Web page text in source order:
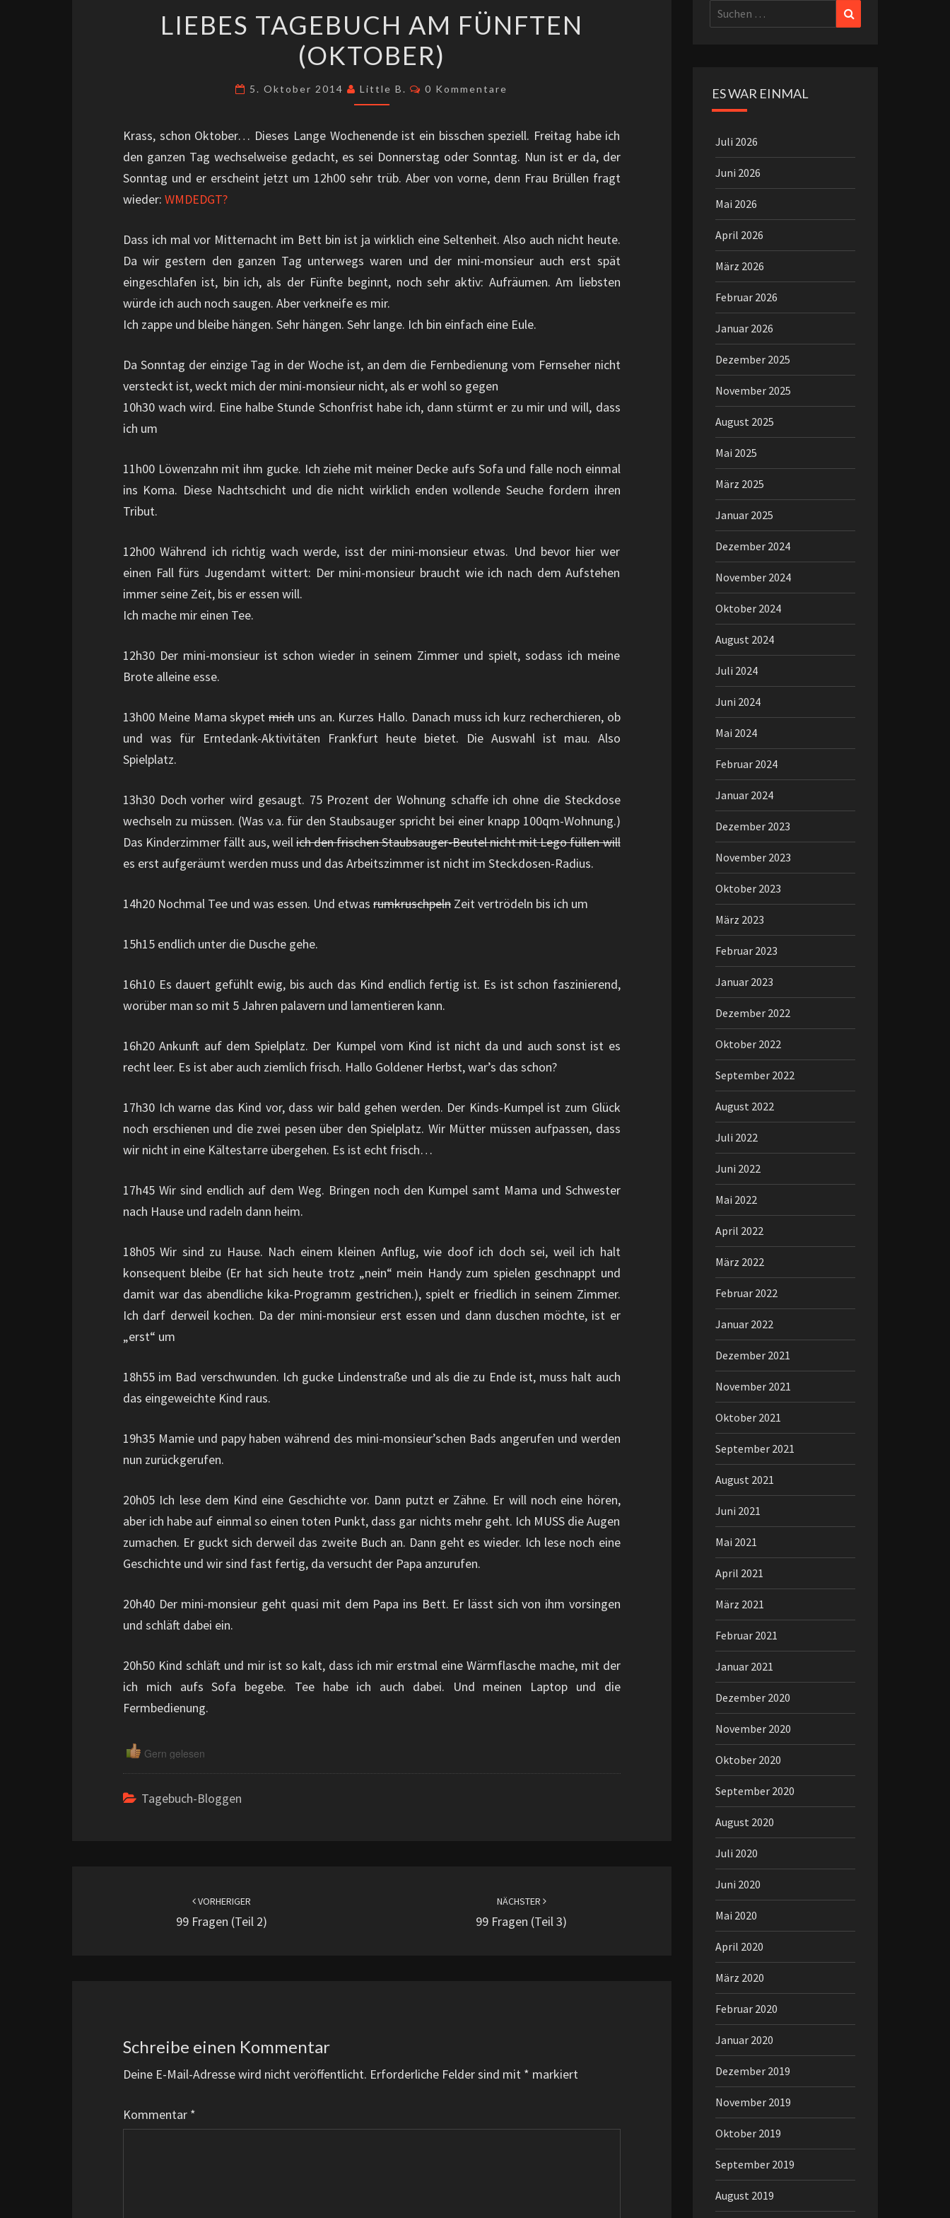
TAGEBUCH
AM
FÜNFTEN
(OKTOBER)
LIEBES TAGEBUCH AM FÜNFTEN
(OKTOBER)
5. Oktober 2014 Little B. Kommentare
0 Kommentare
Krass, schon Oktober… Dieses Lange Wochenende ist ein bisschen speziell. Freitag habe ich
den ganzen Tag wechselweise gedacht, es sei Donnerstag oder Sonntag. Nun ist er da, der
Sonntag und er erscheint jetzt um 12h00 sehr trüb. Aber von vorne, denn Frau Brüllen fragt
wieder: WMDEDGT?
Dass ich mal vor Mitternacht im Bett bin ist ja wirklich eine Seltenheit. Also auch nicht heute.
Da wir gestern den ganzen Tag unterwegs waren und der mini-monsieur auch erst spät
eingeschlafen ist, bin ich, als der Fünfte beginnt, noch sehr aktiv: Aufräumen. Am liebsten
würde ich auch noch saugen. Aber verkneife es mir.
Ich zappe und bleibe hängen. Sehr hängen. Sehr lange. Ich bin einfach eine Eule.
Da Sonntag der einzige Tag in der Woche ist, an dem die Fernbedienung vom Fernseher nicht
versteckt ist, weckt mich der mini-monsieur nicht, als er wohl so gegen
10h30 wach wird. Eine halbe Stunde Schonfrist habe ich, dann stürmt er zu mir und will, dass
ich um
11h00 Löwenzahn mit ihm gucke. Ich ziehe mit meiner Decke aufs Sofa und falle noch einmal
ins Koma. Diese Nachtschicht und die nicht wirklich enden wollende Seuche fordern ihren
Tribut.
12h00 Während ich richtig wach werde, isst der mini-monsieur etwas. Und bevor hier wer
einen Fall fürs Jugendamt wittert: Der mini-monsieur braucht wie ich nach dem Aufstehen
immer seine Zeit, bis er essen will.
Ich mache mir einen Tee.
12h30 Der mini-monsieur ist schon wieder in seinem Zimmer und spielt, sodass ich meine
Brote alleine esse.
13h00 Meine Mama skypet mich uns an. Kurzes Hallo. Danach muss ich kurz recherchieren, ob
und was für Erntedank-Aktivitäten Frankfurt heute bietet. Die Auswahl ist mau. Also
Spielplatz.
13h30 Doch vorher wird gesaugt. 75 Prozent der Wohnung schaffe ich ohne die Steckdose
wechseln zu müssen. (Was v.a. für den Staubsauger spricht bei einer knapp 100qm-Wohnung.)
Das Kinderzimmer fällt aus, weilich den frischen Staubsauger-Beutel nicht mit Lego füllen will
es erst aufgeräumt werden muss und das Arbeitszimmer ist nicht im Steckdosen-Radius.
14h20 Nochmal Tee und was essen. Und etwas rumkruschpeln Zeit vertrödeln bis ich um
15h15 endlich unter die Dusche gehe.
16h10 Es dauert gefühlt ewig, bis auch das Kind endlich fertig ist. Es ist schon faszinierend,
worüber man so mit 5 Jahren palavern und lamentieren kann.
16h20 Ankunft auf dem Spielplatz. Der Kumpel vom Kind ist nicht da und auch sonst ist es
recht leer. Es ist aber auch ziemlich frisch. Hallo Goldener Herbst, war’s das schon?
17h30 Ich warne das Kind vor, dass wir bald gehen werden. Der Kinds-Kumpel ist zum Glück
noch erschienen und die zwei pesen über den Spielplatz. Wir Mütter müssen aufpassen, dass
wir nicht in eine Kältestarre übergehen. Es ist echt frisch…
17h45 Wir sind endlich auf dem Weg. Bringen noch den Kumpel samt Mama und Schwester
nach Hause und radeln dann heim.
18h05 Wir sind zu Hause. Nach einem kleinen Anflug, wie doof ich doch sei, weil ich halt
konsequent bleibe (Er hat sich heute trotz „nein“ mein Handy zum spielen geschnappt und
damit war das abendliche kika-Programm gestrichen.), spielt er friedlich in seinem Zimmer.
Ich darf derweil kochen. Da der mini-monsieur erst essen und dann duschen möchte, ist er
„erst“ um
18h55 im Bad verschwunden. Ich gucke Lindenstraße und als die zu Ende ist, muss halt auch
das eingeweichte Kind raus.
19h35 Mamie und papy haben während des mini-monsieur’schen Bads angerufen und werden
nun zurückgerufen.
20h05 Ich lese dem Kind eine Geschichte vor. Dann putzt er Zähne. Er will noch eine hören,
aber ich habe auf einmal so einen toten Punkt, dass gar nichts mehr geht. Ich MUSS die Augen
zumachen. Er guckt sich derweil das zweite Buch an. Dann geht es wieder. Ich lese noch eine
Geschichte und wir sind fast fertig, da versucht der Papa anzurufen.
20h40 Der mini-monsieur geht quasi mit dem Papa ins Bett. Er lässt sich von ihm vorsingen
und schläft dabei ein.
20h50 Kind schläft und mir ist so kalt, dass ich mir erstmal eine Wärmflasche mache, mit der
ich mich aufs Sofa begebe. Tee habe ich auch dabei. Und meinen Laptop und die
Fermbedienung.
Gern gelesen
Tagebuch-Bloggen
VORHERIGER
99 Fragen (Teil 2)
NÄCHSTER
99 Fragen (Teil 3)
Schreibe einen Kommentar
Deine E-Mail-Adresse wird nicht veröffentlicht. Erforderliche Felder sind mit * markiert
Kommentar *
Suchen
nach:
ES WAR EINMAL
Juli 2026
Juni 2026
Mai 2026
April 2026
März 2026
Februar 2026
Januar 2026
Dezember 2025
November 2025
August 2025
Mai 2025
März 2025
Januar 2025
Dezember 2024
November 2024
Oktober 2024
August 2024
Juli 2024
Juni 2024
Mai 2024
Februar 2024
Januar 2024
Dezember 2023
November 2023
Oktober 2023
März 2023
Februar 2023
Januar 2023
Dezember 2022
Oktober 2022
September 2022
August 2022
Juli 2022
Juni 2022
Mai 2022
April 2022
März 2022
Februar 2022
Januar 2022
Dezember 2021
November 2021
Oktober 2021
September 2021
August 2021
Juni 2021
Mai 2021
April 2021
März 2021
Februar 2021
Januar 2021
Dezember 2020
November 2020
Oktober 2020
September 2020
August 2020
Juli 2020
Juni 2020
Mai 2020
April 2020
März 2020
Februar 2020
Januar 2020
Dezember 2019
November 2019
Oktober 2019
September 2019
August 2019